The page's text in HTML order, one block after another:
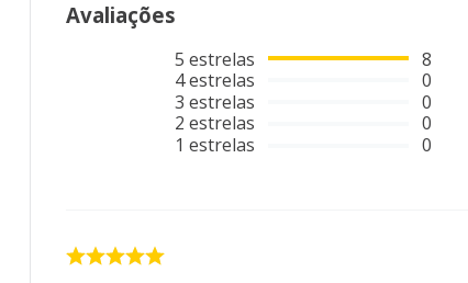
Avaliações
5 estrelas
4estrelas
3 estrelas
2 estrelas
1 estrelas
8
0
0
0
0